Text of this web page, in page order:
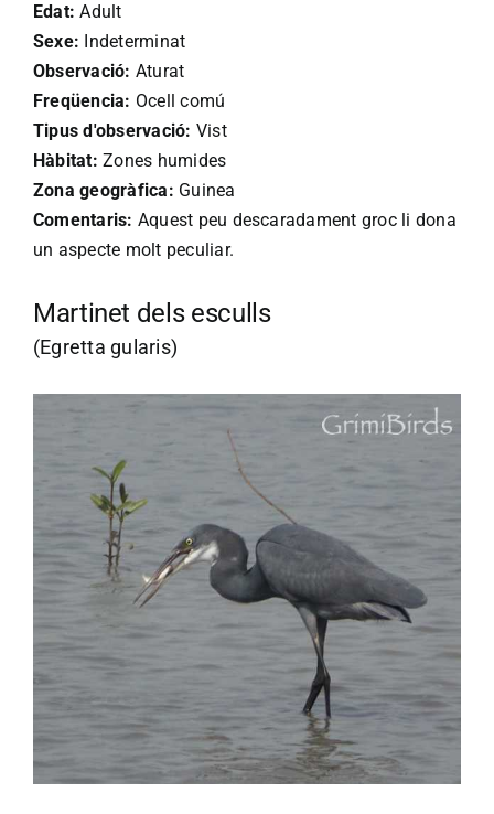
Edat: Adult
Sexe: Indeterminat
Observació: Aturat
Freqüencia: Ocell comú
Tipus d'observació: Vist
Hàbitat: Zones humides
Zona geogràfica: Guinea
Comentaris: Aquest peu descaradament groc li dona
un aspecte molt peculiar.
Martinet dels esculls
(Egretta gularis)